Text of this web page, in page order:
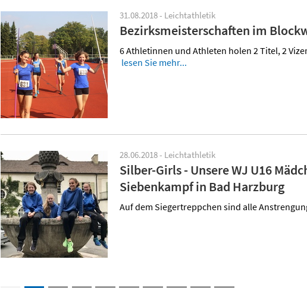
31.08.2018 - Leichtathletik
Bezirksmeisterschaften im
6 Athletinnen und Athleten holen 2 Titel, 2
lesen Sie mehr...
28.06.2018 - Leichtathletik
Silber-Girls - Unsere WJ U16
Siebenkampf in Bad Harzburg
Auf dem Siegertreppchen sind alle